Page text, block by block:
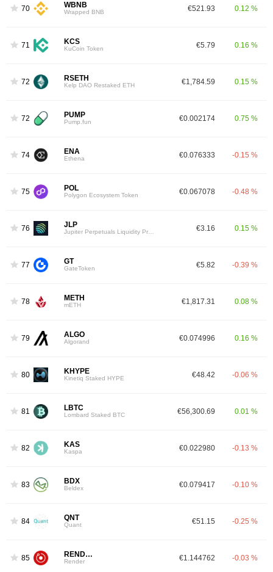
70 WBNB
Wrapped BNB €521.93 0.12 %
71 KCS
KuCoin Token €5.79 0.16 %
72 RSETH
Kelp DAO Restaked ETH €1,784.59 0.15 %
72 PUMP
Pump.fun €0.002174 0.75 %
74 ENA
Ethena €0.076333 -0.15 %
75 POL
Polygon Ecosystem Token €0.067078 -0.48 %
76 JLP €3.16 0.15 %
77 GT
GateToken €5.82 -0.39 %
78 METH
mETH €1,817.31 0.08 %
79 ALGO
Algorand €0.074996 0.16 %
80 KHYPE
Kinetiq Staked HYPE €48.42 -0.06 %
81 LBTC
Lombard Staked BTC €56,300.69 0.01 %
82 KAS
Kaspa €0.022980 -0.13 %
83 BDX
Beldex €0.079417 -0.10 %
84 QNT
Quant €51.15 -0.25 %
85 RENDER
Render €1.144762 -0.03 %